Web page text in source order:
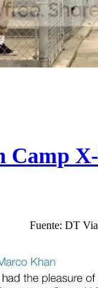
Camp
Fuente: DT